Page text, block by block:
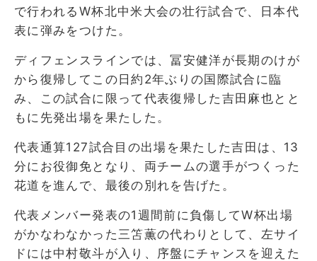
で行われるW杯北中米大会の壮行試合で、日本代
表に弾みをつけた。
ディフェンスラインでは、冨安健洋が長期のけが
から復帰してこの日約2年ぶりの国際試合に臨
み、この試合に限って代表復帰した吉田麻也とと
もに先発出場を果たした。
代表通算127試合目の出場を果たした吉田は、13
分にお役御免となり、両チームの選手がつくった
花道を進んで、最後の別れを告げた。
代表メンバー発表の1週間前に負傷してW杯出場
がかなわなかった三笘薫の代わりとして、左サイ
ドには中村敬斗が入り、序盤にチャンスを迎えた